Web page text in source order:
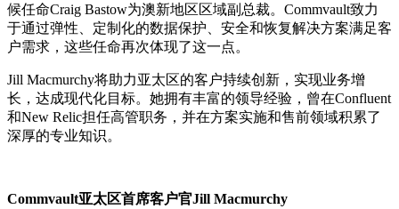
候任命Craig Bastow为澳新地区区域副总裁。Commvault致力
于通过弹性、定制化的数据保护、安全和恢复解决方案满足客
户需求，这些任命再次体现了这一点。
Jill Macmurchy将助力亚太区的客户持续创新，实现业务增
长，达成现代化目标。她拥有丰富的领导经验，曾在Confluent
和New Relic担任高管职务，并在方案实施和售前领域积累了
深厚的专业知识。
Commvault亚太区首席客户官Jill Macmurchy